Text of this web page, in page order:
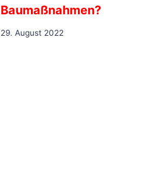
Baumaßnahmen?
29. August 2022